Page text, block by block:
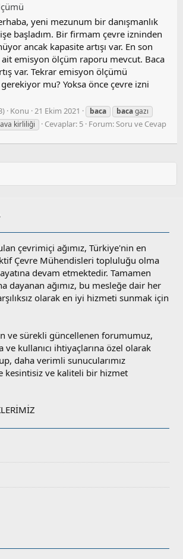
yeni mezunum bir danışmanlık
başladım. Bir firmam çevre izninden
ancak kapasite artışı var. En son
ait emisyon ölçüm raporu mevcut. Baca
var. Tekrar emisyon ölçümü
mu? Yoksa önce çevre izni
Konu 21 Ekim 2021 baca bacagazı
kirliliği Cevaplar: 5 Forum:Soru ve Cevap
çevrimiçi ağımız, Türkiye'nin en
Çevre Mühendisleri topluluğu olma
devam etmektedir. Tamamen
dayanan ağımız, bu mesleğe dair her
olarak en iyi hizmeti sunmak için
ve sürekli güncellenen forumumuz,
ve kullanıcı ihtiyaçlarına özel olarak
daha verimli sunucularımız
kesintisiz ve kaliteli bir hizmet